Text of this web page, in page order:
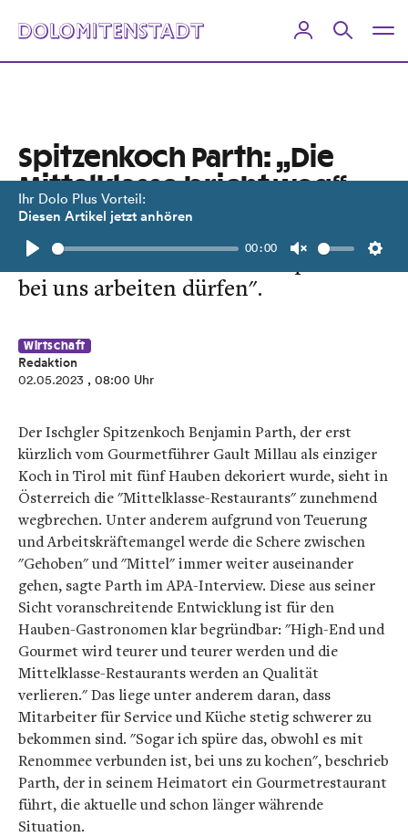
Ihr Dolo Plus Vorteil:
Diesen Artikel jetzt anhören
Play
00:00
Unmute
Spitzenkoch Parth: „Die
Mittelklasse bricht weg“
Der einzige 5-Hauben-Koch Tirols
fordert deshalb: "Jeder Europäer soll
bei uns arbeiten dürfen".
Wirtschaft
Redaktion
02.05.2023 , 08:00 Uhr
Der Ischgler Spitzenkoch Benjamin Parth, der erst
kürzlich vom Gourmetführer Gault Millau als einziger
Koch in Tirol mit fünf Hauben dekoriert wurde, sieht in
Österreich die "Mittelklasse-Restaurants" zunehmend
wegbrechen. Unter anderem aufgrund von Teuerung
und Arbeitskräftemangel werde die Schere zwischen
"Gehoben" und "Mittel" immer weiter auseinander
gehen, sagte Parth im APA-Interview. Diese aus seiner
Sicht voranschreitende Entwicklung ist für den
Hauben-Gastronomen klar begründbar: "High-End und
Gourmet wird teurer und teurer werden und die
Mittelklasse-Restaurants werden an Qualität
verlieren." Das liege unter anderem daran, dass
Mitarbeiter für Service und Küche stetig schwerer zu
bekommen sind. "Sogar ich spüre das, obwohl es mit
Renommee verbunden ist, bei uns zu kochen", beschrieb
Parth, der in seinem Heimatort ein Gourmetrestaurant
führt, die aktuelle und schon länger währende
Situation.